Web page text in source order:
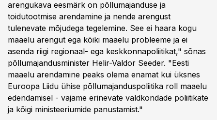
arengukava eesmärk on põllumajanduse ja
toidutootmise arendamine ja nende arengust
tulenevate mõjudega tegelemine. See ei haara kogu
maaelu arengut ega kõiki maaelu probleeme ja ei
asenda riigi regionaal- ega keskkonnapoliitikat," sõnas
põllumajandusminister Helir-Valdor Seeder. "Eesti
maaelu arendamine peaks olema enamat kui üksnes
Euroopa Liidu ühise põllumajanduspoliitika roll maaelu
edendamisel - vajame erinevate valdkondade poliitikate
ja kõigi ministeeriumide panustamist."